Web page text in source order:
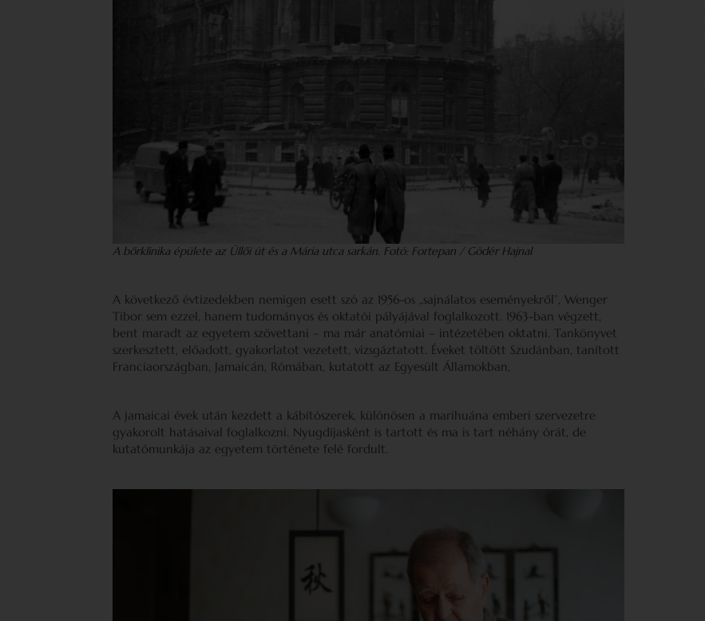
A bőrklinika épülete az Üllői út és a Mária utca sarkán. Fotó: Fortepan / Gödér Hajnal
A következő évtizedekben nemigen esett szó az 1956-os „sajnálatos eseményekről”, Wenger
Tibor sem ezzel, hanem tudományos és oktatói pályájával foglalkozott. 1963-ban végzett,
bent maradt az egyetem szövettani – ma már anatómiai – intézetében oktatni. Tankönyvet
szerkesztett, előadott, gyakorlatot vezetett, vizsgáztatott. Éveket töltött Szudánban, tanított
Franciaországban, Jamaicán, Rómában, kutatott az Egyesült Államokban,
A jamaicai évek után kezdett a kábítószerek, különösen a marihuána emberi szervezetre
gyakorolt hatásaival foglalkozni. Nyugdíjasként is tartott és ma is tart néhány órát, de
kutatómunkája az egyetem története felé fordult.